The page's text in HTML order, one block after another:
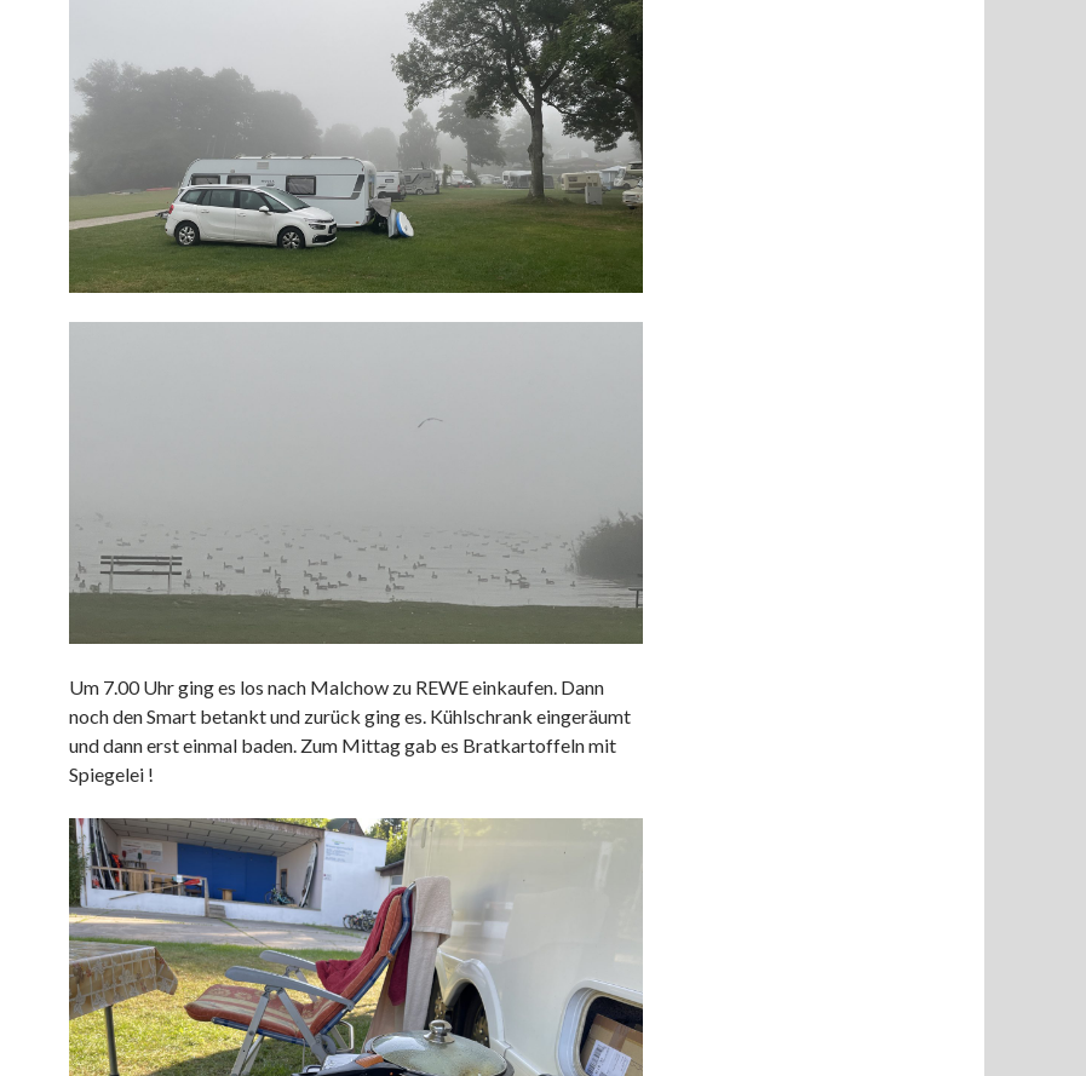
Um 7.00 Uhr ging es los nach Malchow zu REWE einkaufen. Dann
noch den Smart betankt und zurück ging es. Kühlschrank eingeräumt
und dann erst einmal baden. Zum Mittag gab es Bratkartoffeln mit
Spiegelei !